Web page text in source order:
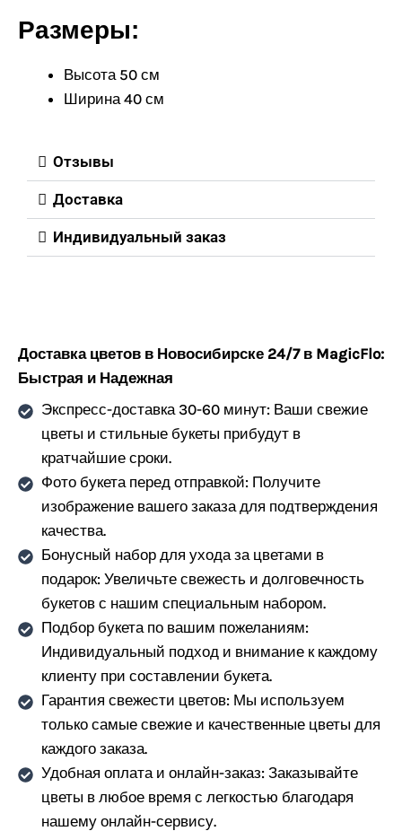
Размеры:
Высота 50 см
Ширина 40 см
Отзывы
Доставка
Индивидуальный заказ
Доставка цветов в Новосибирске 24/7 в MagicFlo:
Быстрая и Надежная
Экспресс-доставка 30-60 минут: Ваши свежие
цветы и стильные букеты прибудут в
кратчайшие сроки.
Фото букета перед отправкой: Получите
изображение вашего заказа для подтверждения
качества.
Бонусный набор для ухода за цветами в
подарок: Увеличьте свежесть и долговечность
букетов с нашим специальным набором.
Подбор букета по вашим пожеланиям:
Индивидуальный подход и внимание к каждому
клиенту при составлении букета.
Гарантия свежести цветов: Мы используем
только самые свежие и качественные цветы для
каждого заказа.
Удобная оплата и онлайн-заказ: Заказывайте
цветы в любое время с легкостью благодаря
нашему онлайн-сервису.